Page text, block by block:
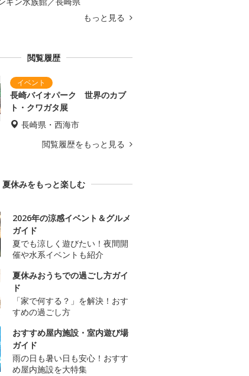
もっと見る
閲覧履歴
長崎バイオパーク 世界のカブ
ト・クワガタ展
長崎県・西海市
閲覧履歴をもっと見る
夏休みをもっと楽しむ
2026年の涼感イベント＆グルメ
ガイド
夏でも涼しく遊びたい！夜間開
催や水系イベントも紹介
夏休みおうちでの過ごし方ガイ
ド
「家で何する？」を解決！おす
すめの過ごし方
おすすめ屋内施設・室内遊び場
ガイド
雨の日も暑い日も安心！おすす
め屋内施設を大特集